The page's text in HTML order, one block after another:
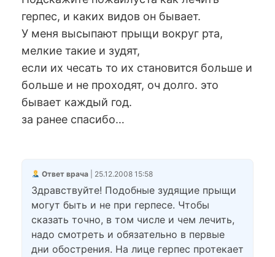
герпес, и каких видов он бывает.
У меня высыпают прыщи вокруг рта,
мелкие такие и зудят,
если их чесать то их становится больше и
больше и не проходят, оч долго. это
бывает каждый год.
за ранее спасибо…
Ответ врача| 25.12.2008 15:58
Здравствуйте! Подобные зудящие прыщи
могут быть и не при герпесе. Чтобы
сказать точно, в том числе и чем лечить,
надо смотреть и обязательно в первые
дни обострения. На лице герпес протекает